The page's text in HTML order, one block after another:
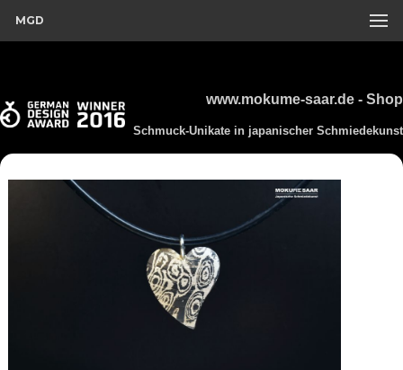
MGD
www.mokume-saar.de - Shop
Schmuck-Unikate in japanischer Schmiedekunst